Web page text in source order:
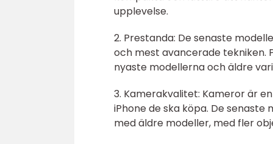
upplevelse.
2. Prestanda: De senaste
och mest avancerade tekniken.
nyaste modellerna och äldre
3. Kamerakvalitet: Kameror är
iPhone de ska köpa. De
med äldre modeller, med fler